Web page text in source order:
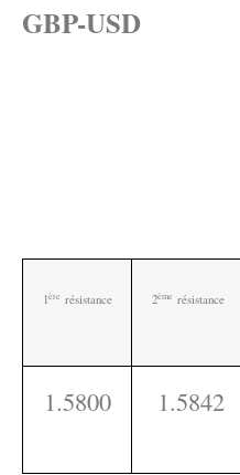
GBP-USD
1ère résistance 2ème résistance
1.5800 1.5842